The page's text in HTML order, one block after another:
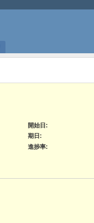
開始日:
期日:
進捗率: